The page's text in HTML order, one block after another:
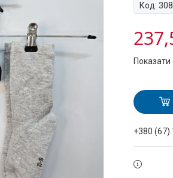
Код:
Показати
+380 (67)